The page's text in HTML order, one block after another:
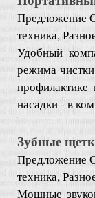
Предложение
техника,
Удобный
режима
профилактике
насадки - в
Зубные
Предложение
техника,
Мощные